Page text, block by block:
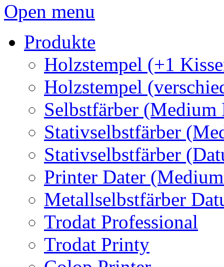
Open menu
Produkte
Holzstempel (+1
Holzstempel
Selbstfärber (Medium
Stativselbstfärber
Stativselbstfärber
Printer Dater
Metallselbstfärber
Trodat Professional
Trodat Printy